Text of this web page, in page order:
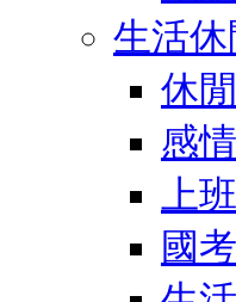
生活休
休
感
上
國